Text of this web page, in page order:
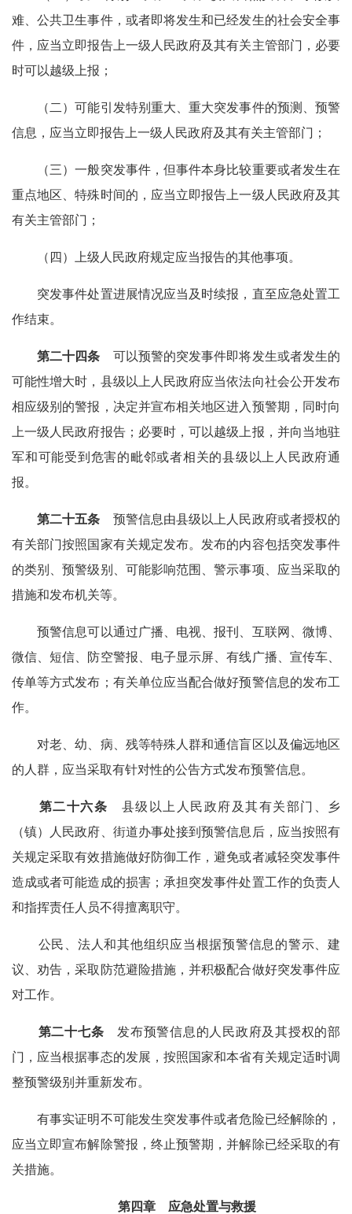
难、公共卫生事件，或者即将发生和已经发生的社会安全事
件，应当立即报告上一级人民政府及其有关主管部门，必要
时可以越级上报；
（二）可能引发特别重大、重大突发事件的预测、预警
信息，应当立即报告上一级人民政府及其有关主管部门；
（三）一般突发事件，但事件本身比较重要或者发生在
重点地区、特殊时间的，应当立即报告上一级人民政府及其
有关主管部门；
（四）上级人民政府规定应当报告的其他事项。
突发事件处置进展情况应当及时续报，直至应急处置工
作结束。
第二十四条 可以预警的突发事件即将发生或者发生的
可能性增大时，县级以上人民政府应当依法向社会公开发布
相应级别的警报，决定并宣布相关地区进入预警期，同时向
上一级人民政府报告；必要时，可以越级上报，并向当地驻
军和可能受到危害的毗邻或者相关的县级以上人民政府通
报。
第二十五条 预警信息由县级以上人民政府或者授权的
有关部门按照国家有关规定发布。发布的内容包括突发事件
的类别、预警级别、可能影响范围、警示事项、应当采取的
措施和发布机关等。
预警信息可以通过广播、电视、报刊、互联网、微博、
微信、短信、防空警报、电子显示屏、有线广播、宣传车、
传单等方式发布；有关单位应当配合做好预警信息的发布工
作。
对老、幼、病、残等特殊人群和通信盲区以及偏远地区
的人群，应当采取有针对性的公告方式发布预警信息。
第二十六条 县级以上人民政府及其有关部门、乡
（镇）人民政府、街道办事处接到预警信息后，应当按照有
关规定采取有效措施做好防御工作，避免或者减轻突发事件
造成或者可能造成的损害；承担突发事件处置工作的负责人
和指挥责任人员不得擅离职守。
公民、法人和其他组织应当根据预警信息的警示、建
议、劝告，采取防范避险措施，并积极配合做好突发事件应
对工作。
第二十七条 发布预警信息的人民政府及其授权的部
门，应当根据事态的发展，按照国家和本省有关规定适时调
整预警级别并重新发布。
有事实证明不可能发生突发事件或者危险已经解除的，
应当立即宣布解除警报，终止预警期，并解除已经采取的有
关措施。
第四章 应急处置与救援